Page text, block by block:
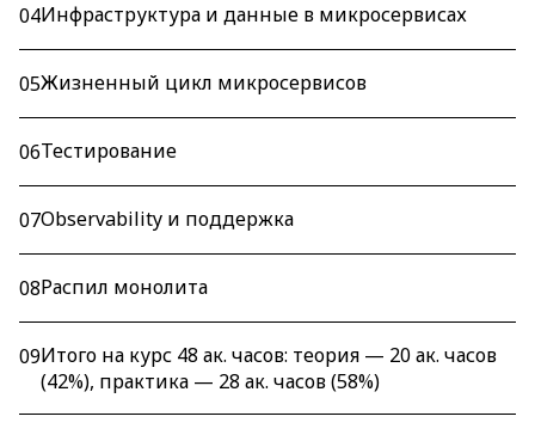
04Инфраструктура и данные в микросервисах
05Жизненный цикл микросервисов
06Тестирование
07Observability и поддержка
08Распил монолита
09Итого на курс 48 ак. часов: теория — 20 ак. часов
(42%), практика — 28 ак. часов (58%)